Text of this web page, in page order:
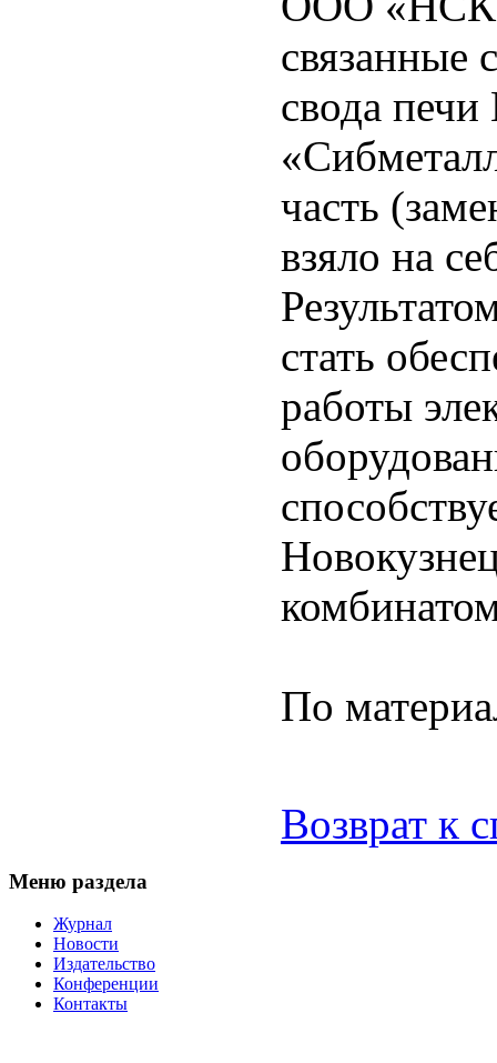
связанные
свода
часть
взяло на
стать
работы
По
Возврат к
Меню раздела
Журнал
Новости
Издательство
Конференции
Контакты